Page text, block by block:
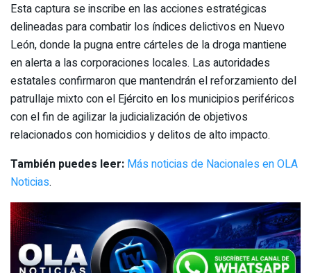
Esta captura se inscribe en las acciones estratégicas
delineadas para combatir los índices delictivos en Nuevo
León, donde la pugna entre cárteles de la droga mantiene
en alerta a las corporaciones locales. Las autoridades
estatales confirmaron que mantendrán el reforzamiento del
patrullaje mixto con el Ejército en los municipios periféricos
con el fin de agilizar la judicialización de objetivos
relacionados con homicidios y delitos de alto impacto.
También puedes leer: Más noticias de Nacionales en OLA
Noticias.